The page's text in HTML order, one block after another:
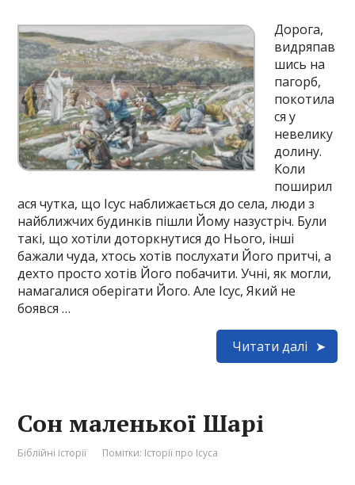
Дорога,
видряпав
шись на
пагорб,
покотила
ся у
невелику
долину.
Коли
поширил
ася чутка, що Ісус наближається до села, люди з
найближчих будинків пішли Йому назустріч. Були
такі, що хотіли доторкнутися до Нього, інші
бажали чуда, хтось хотів послухати Його притчі, а
дехто просто хотів Його побачити. Учні, як могли,
намагалися оберігати Його. Але Ісус, Який не
боявся …
Читати далі
Сон маленької Шарі
Біблійні історії Помітки: Історії про Ісуса